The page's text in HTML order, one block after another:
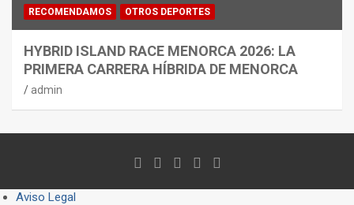
RECOMENDAMOS OTROS DEPORTES
HYBRID ISLAND RACE MENORCA 2026: LA
PRIMERA CARRERA HÍBRIDA DE MENORCA
admin
Aviso Legal